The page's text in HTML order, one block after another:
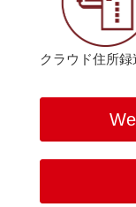
クラウド住所録